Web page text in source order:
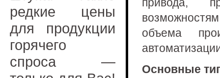
редкие цены
для продукции
горячего
спроса —
объема
Основные